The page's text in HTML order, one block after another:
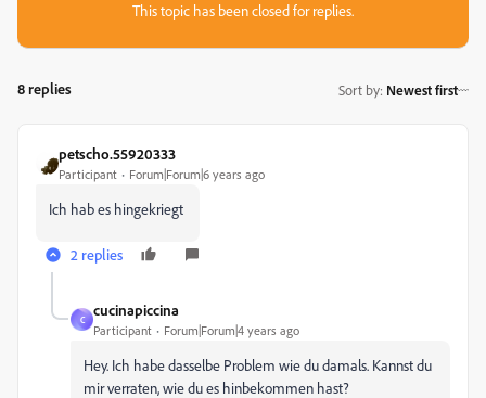
This topic has been closed for replies.
8 replies Sort by: Newest first
petscho.55920333
Participant Forum|Forum|6 years ago
Ich hab es hingekriegt
2 replies
C
cucinapiccina
Participant Forum|Forum|4 years ago
Hey. Ich habe dasselbe Problem wie du damals. Kannst du
mir verraten, wie du es hinbekommen hast?